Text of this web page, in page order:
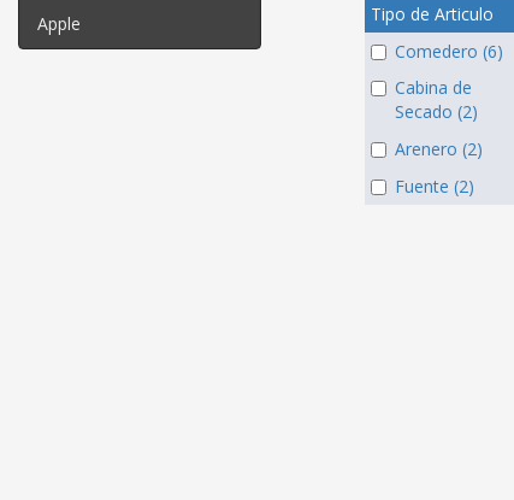
Apple
Tipo de Articulo
Comedero (6)
Cabina de
Secado (2)
Arenero (2)
Fuente (2)